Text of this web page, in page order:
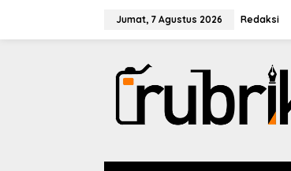
Jumat, 7 Agustus 2026 Redaksi